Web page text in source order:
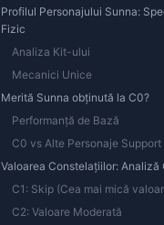
-14%
Monochromes
-15%
Profilul Personajului Sunna:
Fizic
Analiza Kit-ului
Mecanici Unice
Merită Sunna obținută la C0?
Performanță de Bază
C0 vs Alte Personaje Support
Valoarea Constelațiilor: Analiză
C1: Skip (Cea mai mică
C2: Valoare Moderată